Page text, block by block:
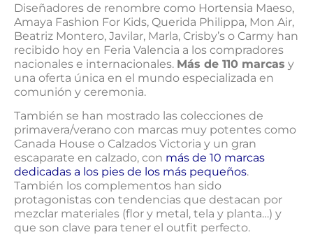
Diseñadores de renombre como Hortensia Maeso,
Amaya Fashion For Kids, Querida Philippa, Mon Air,
Beatriz Montero, Javilar, Marla, Crisby’s o Carmy han
recibido hoy en Feria Valencia a los compradores
nacionales e internacionales. Más de 110 marcas y
una oferta única en el mundo especializada en
comunión y ceremonia.
También se han mostrado las colecciones de
primavera/verano con marcas muy potentes como
Canada House o Calzados Victoria y un gran
escaparate en calzado, con más de 10 marcas
dedicadas a los pies de los más pequeños.
También los complementos han sido
protagonistas con tendencias que destacan por
mezclar materiales (flor y metal, tela y planta…) y
que son clave para tener el outfit perfecto.